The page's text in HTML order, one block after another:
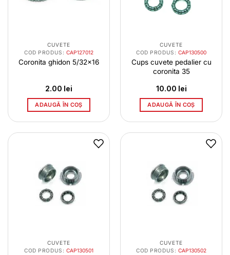
CUVETE
COD PRODUS: CAP127012
Coronita ghidon 5/32×16
2.00 lei
ADAUGĂ ÎN COȘ
CUVETE
COD PRODUS: CAP130500
Cups cuvete pedalier cu
coronita 35
10.00 lei
ADAUGĂ ÎN COȘ
CUVETE
COD PRODUS: CAP130501
CUVETE
COD PRODUS: CAP130502